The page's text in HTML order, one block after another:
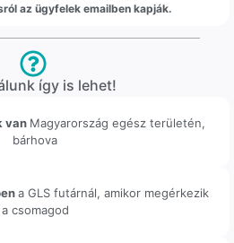
az ügyfelek emailben kapják.
így is lehet!
van Magyarország egész területén,
bárhova
a GLS futárnál, amikor megérkezik
a csomagod